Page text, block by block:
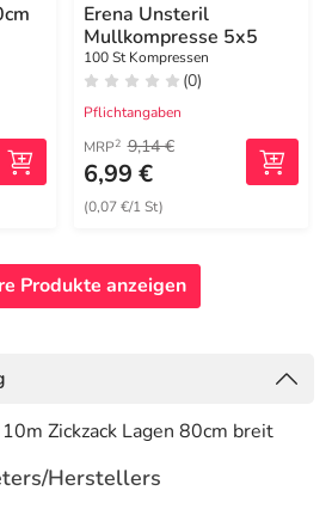
Erena Unsteril
Mullkompresse 5x5
100 St Kompressen
(0)
Pflichtangaben
MRP2 9,14 €
6,99 €
(0,07 €/1 St)
Produkte anzeigen
Zickzack Lagen 80cm breit
Herstellers